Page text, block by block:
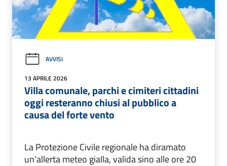
AVVISI
13 APRILE 2026
Villa comunale, parchi e cimiteri cittadini
oggi resteranno chiusi al pubblico a
causa del forte vento
La Protezione Civile regionale ha diramato
un'allerta meteo gialla, valida sino alle ore 20